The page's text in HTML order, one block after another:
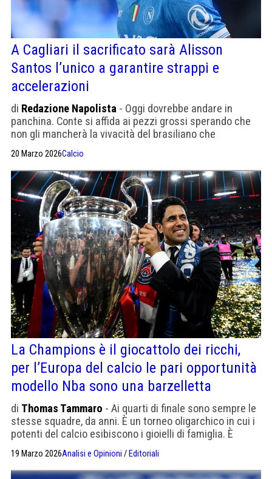
A Cagliari il sacrificato sarà Alisson
Santos l’unico a garantire strappi e
accelerazioni
di Redazione Napolista - Oggi dovrebbe andare in
panchina. Conte si affida ai pezzi grossi sperando che
non gli mancherà la vivacità del brasiliano che
20 Marzo 2026Calcio
La Champions è il giocattolo dei ricchi,
per l’Europa del calcio le pari opportunità
modello Nba sono una barzelletta
di Thomas Tammaro - Ai quarti di finale sono sempre le
stesse squadre, da anni. È un torneo oligarchico in cui i
potenti del calcio esibiscono i gioielli di famiglia. È
19 Marzo 2026Analisi e Opinioni / Editoriali